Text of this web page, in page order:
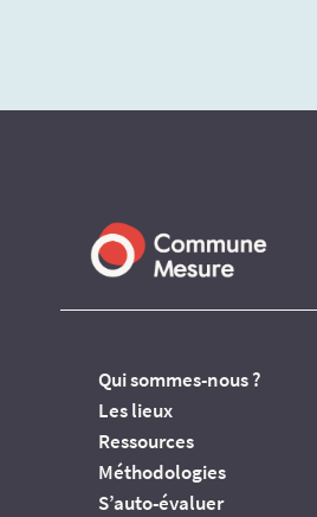
Qui sommes-nous ?
Les lieux
Ressources
Méthodologies
S’auto-évaluer